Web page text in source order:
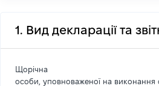
1. Вид декларації та
Щорічна
особи, уповноваженої на виконання